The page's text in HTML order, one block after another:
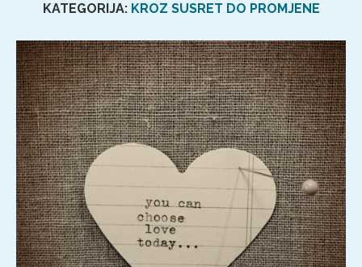
KATEGORIJA: KROZ SUSRET DO PROMJENE